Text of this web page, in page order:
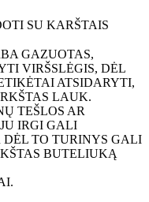
SU KARŠTAIS
GAZUOTAS,
VIRŠSLĖGIS, DĖL
ATSIDARYTI,
LAUK.
TEŠLOS AR
IRGI GALI
DĖL TO TURINYS GALI
BUTELIUKĄ